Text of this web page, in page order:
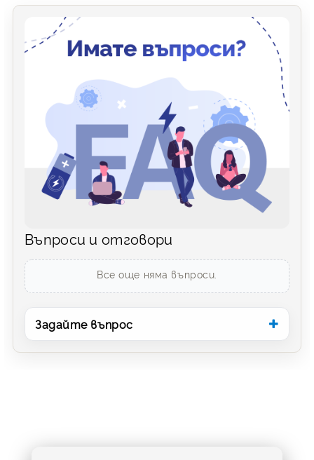
Въпроси и отговори
Все още няма въпроси.
Задайте въпрос